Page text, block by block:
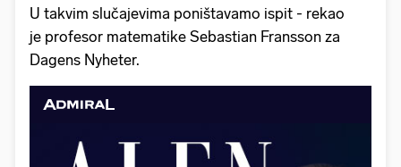
U takvim slučajevima poništavamo ispit - rekao
je profesor matematike Sebastian Fransson za
Dagens Nyheter.